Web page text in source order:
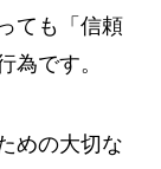
ても「信頼
為です。
めの大切な